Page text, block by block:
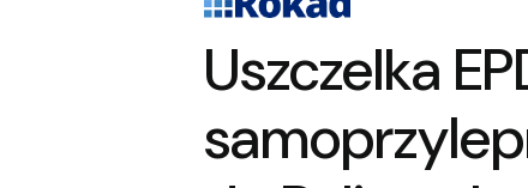
Uszczelka